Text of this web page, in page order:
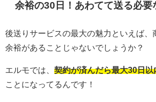
余裕の30日！あわてて送る必要
後送りサービスの最大の魅力といえば、
余裕があることじゃないでしょうか？
エルモでは、 契約が済んだら最大30日
ことになってるんです！